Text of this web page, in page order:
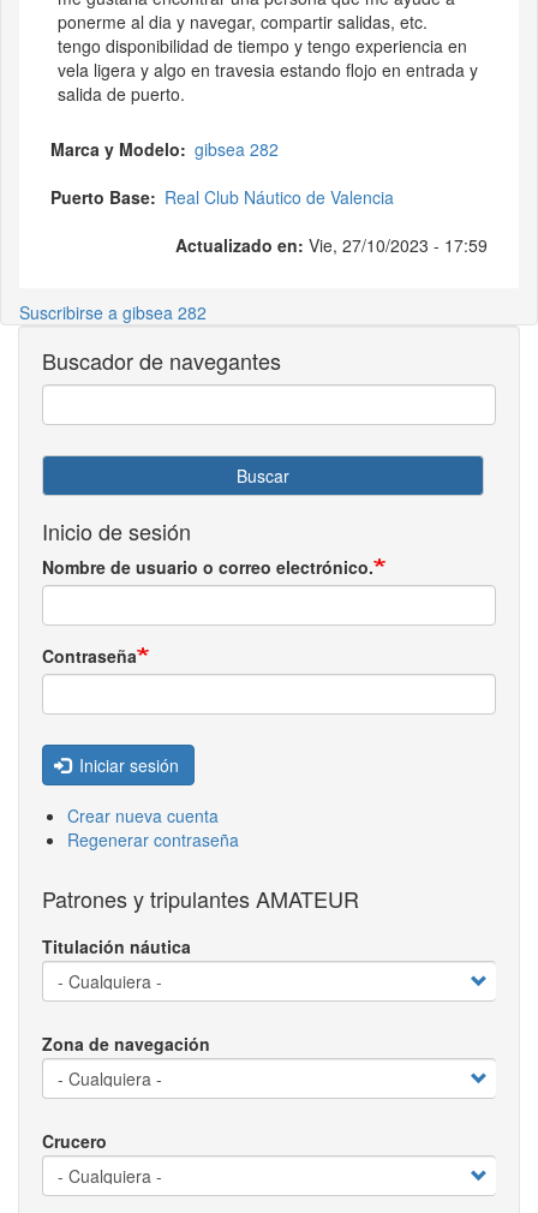
ponerme al dia y navegar, compartir salidas, etc.
tengo disponibilidad de tiempo y tengo experiencia en
vela ligera y algo en travesia estando flojo en entrada y
salida de puerto.
Marca y Modelo
gibsea 282
Puerto Base
Real Club Náutico de Valencia
Actualizado en: Vie, 27/10/2023 - 17:59
Suscribirse a gibsea 282
Buscador de navegantes
Buscar
Inicio de sesión
Nombre de usuario o correo electrónico.
Contraseña
Iniciar sesión
Crear nueva cuenta
Regenerar contraseña
Patrones y tripulantes AMATEUR
Titulación náutica
Zona de navegación
Crucero